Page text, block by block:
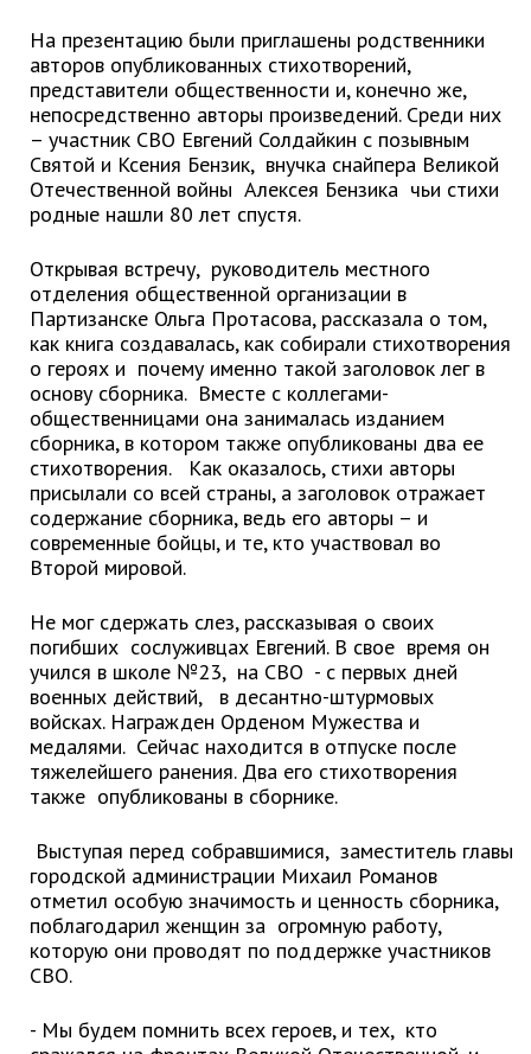
август 2026 г.
июль 2026 г.
июнь 2026 г.
май 2026 г.
апрель 2026 г.
март 2026 г.
январь 2026 г.
декабрь 2025 г.
ноябрь 2025 г.
октябрь 2025 г.
сентябрь 2025 г.
август 2025 г.
июль 2025 г.
июнь 2025 г.
май 2025 г.
март 2025 г.
февраль 2025 г.
январь 2025 г.
Администрация
Глава МО г. Партизанск
Первый заместитель главы
Заместители главы администрации
Управления
Финансовое управление
На презентацию были приглашены родственники
авторов опубликованных стихотворений,
представители общественности и, конечно же,
непосредственно авторы произведений. Среди них
– участник СВО Евгений Солдайкин с позывным
Святой и Ксения Бензик, внучка снайпера Великой
Отечественной войны Алексея Бензика чьи стихи
родные нашли 80 лет спустя.
Открывая встречу, руководитель местного
отделения общественной организации в
Партизанске Ольга Протасова, рассказала о том,
как книга создавалась, как собирали стихотворения
о героях и почему именно такой заголовок лег в
основу сборника. Вместе с коллегами-
общественницами она занималась изданием
сборника, в котором также опубликованы два ее
стихотворения. Как оказалось, стихи авторы
присылали со всей страны, а заголовок отражает
содержание сборника, ведь его авторы – и
современные бойцы, и те, кто участвовал во
Второй мировой.
Не мог сдержать слез, рассказывая о своих
погибших сослуживцах Евгений. В свое время он
учился в школе №23, на СВО - с первых дней
военных действий, в десантно-штурмовых
войсках. Награжден Орденом Мужества и
медалями. Сейчас находится в отпуске после
тяжелейшего ранения. Два его стихотворения
также опубликованы в сборнике.
Выступая перед собравшимися, заместитель главы
городской администрации Михаил Романов
отметил особую значимость и ценность сборника,
поблагодарил женщин за огромную работу,
которую они проводят по поддержке участников
СВО.
- Мы будем помнить всех героев, и тех, кто